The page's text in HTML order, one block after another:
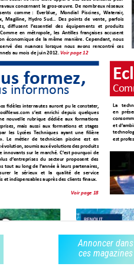
Annoncer dans
ces magazines